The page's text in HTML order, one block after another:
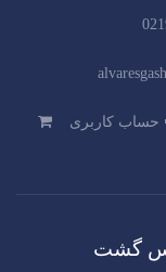
حساب کاربری